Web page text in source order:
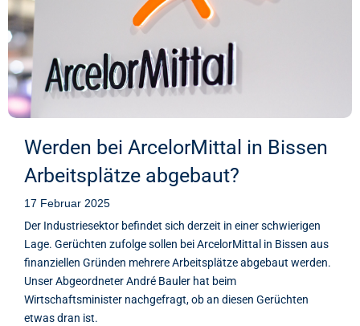
Werden bei ArcelorMittal in Bissen
Arbeitsplätze abgebaut?
17 Februar 2025
Der Industriesektor befindet sich derzeit in einer schwierigen
Lage. Gerüchten zufolge sollen bei ArcelorMittal in Bissen aus
finanziellen Gründen mehrere Arbeitsplätze abgebaut werden.
Unser Abgeordneter André Bauler hat beim
Wirtschaftsminister nachgefragt, ob an diesen Gerüchten
etwas dran ist.